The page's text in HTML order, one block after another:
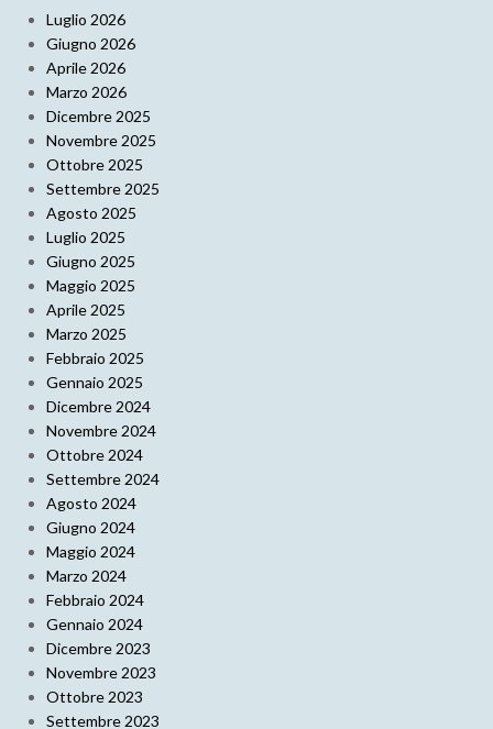
Luglio 2026
Giugno 2026
Aprile 2026
Marzo 2026
Dicembre 2025
Novembre 2025
Ottobre 2025
Settembre 2025
Agosto 2025
Luglio 2025
Giugno 2025
Maggio 2025
Aprile 2025
Marzo 2025
Febbraio 2025
Gennaio 2025
Dicembre 2024
Novembre 2024
Ottobre 2024
Settembre 2024
Agosto 2024
Giugno 2024
Maggio 2024
Marzo 2024
Febbraio 2024
Gennaio 2024
Dicembre 2023
Novembre 2023
Ottobre 2023
Settembre 2023